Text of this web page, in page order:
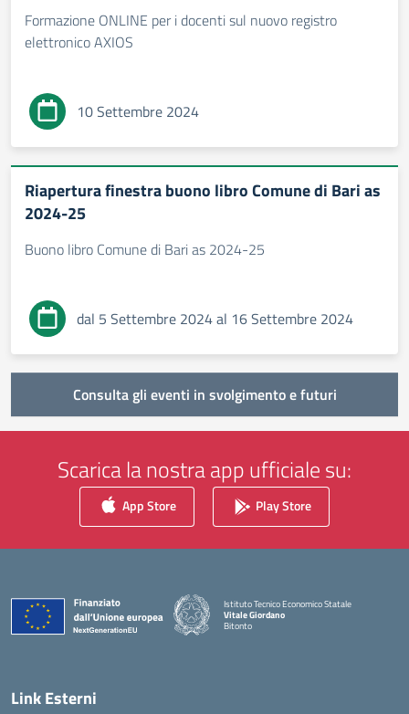
Formazione ONLINE per i docenti sul nuovo registro
elettronico AXIOS
10 Settembre 2024
Riapertura finestra buono libro Comune di Bari as
2024-25
Buono libro Comune di Bari as 2024-25
dal 5 Settembre 2024 al 16 Settembre 2024
Consulta gli eventi in svolgimento e futuri
Scarica la nostra app ufficiale su:
App Store Play Store
Istituto Tecnico Economico Statale
Vitale Giordano
Bitonto
Link Esterni